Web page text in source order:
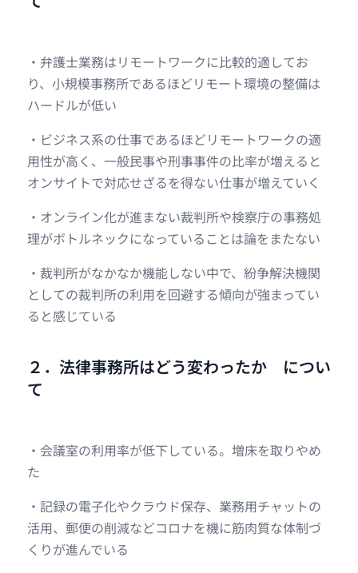
・弁護士業務はリモートワークに比較的適してお
り、小規模事務所であるほどリモート環境の整備は
ハードルが低い
・ビジネス系の仕事であるほどリモートワークの適
用性が高く、一般民事や刑事事件の比率が増えると
オンサイトで対応せざるを得ない仕事が増えていく
・オンライン化が進まない裁判所や検察庁の事務処
理がボトルネックになっていることは論をまたない
・裁判所がなかなか機能しない中で、紛争解決機関
としての裁判所の利用を回避する傾向が強まってい
ると感じている
２．法律事務所はどう変わったか につい
て
・会議室の利用率が低下している。増床を取りやめ
た
・記録の電子化やクラウド保存、業務用チャットの
活用、郵便の削減などコロナを機に筋肉質な体制づ
くりが進んでいる